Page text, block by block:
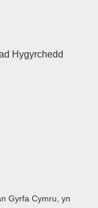
Hygyrchedd
Gyrfa Cymru, yn